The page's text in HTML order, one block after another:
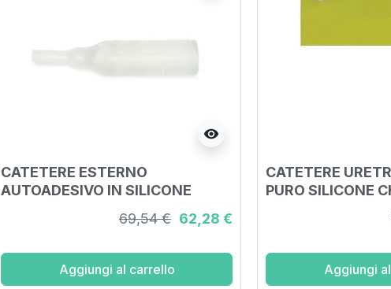
visibility
CATETERE ESTERNO
AUTOADESIVO IN SILICONE
STANDARD PER INCONTINENZA
69,54 € 62,28 €
Aggiungi al carrello
CATETERE
PURO SILICONE
DEL PALLONCINO
Aggiungi